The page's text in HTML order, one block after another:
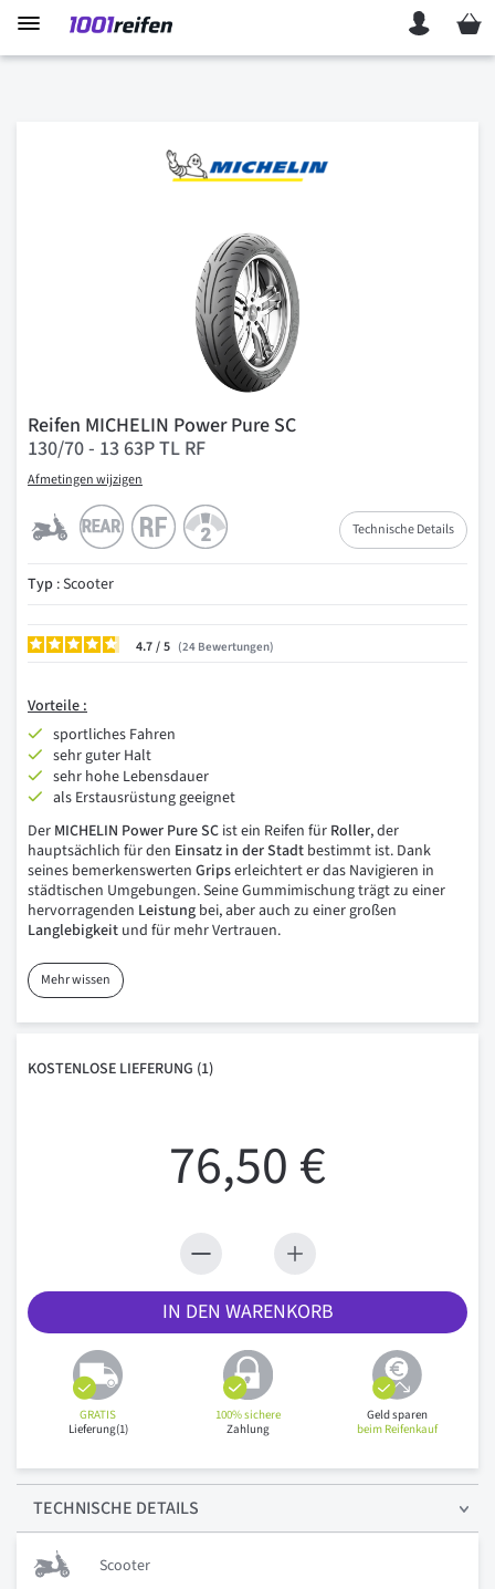
Mein
Reifen MICHELIN Power Pure SC
130/70 - 13 63P TL RF
Afmetingen wijzigen
Technische Details
Typ : Scooter
4.7/ 24 Bewertungen
Vorteile :
sportliches Fahren
sehr guter Halt
sehr hohe Lebensdauer
als Erstausrüstung geeignet
Der MICHELIN Power Pure SC ist ein Reifen für Roller, der
hauptsächlich für den Einsatz in der Stadt bestimmt ist. Dank
seines bemerkenswerten Gripserleichtert er das Navigieren in
städtischen Umgebungen. Seine Gummimischung trägt zu einer
hervorragenden Leistung bei, aber auch zu einer großen
Langlebigkeit und für mehr Vertrauen.
Mehr wissen
KOSTENLOSE LIEFERUNG (1)
76,50 €
IN DEN WARENKORB
GRATIS
Lieferung(1)
100% sichere
Zahlung
Geld sparen
beim Reifenkauf
TECHNISCHE DETAILS
Scooter